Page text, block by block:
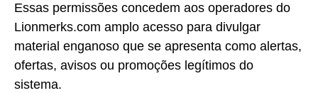
Essas permissões concedem aos operadores do
Lionmerks.com amplo acesso para divulgar
material enganoso que se apresenta como alertas,
ofertas, avisos ou promoções legítimos do
sistema.